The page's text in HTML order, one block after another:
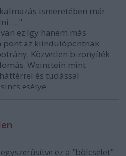
ismeretében már
..."
ez így hanem más
pont az kiindulópontnak
Közvetlen bizonyíték
Weinstein mint
és tudással
esélye.
ez a "bölcselet".